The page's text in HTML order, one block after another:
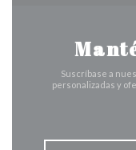
Suscríbase a
personalizadas y